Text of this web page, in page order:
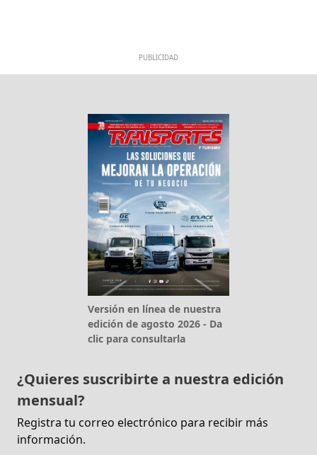
PUBLICIDAD
Versión en línea de nuestra
edición de agosto 2026 - Da
clic para consultarla
¿Quieres suscribirte a nuestra edición
mensual?
Registra tu correo electrónico para recibir más
información.